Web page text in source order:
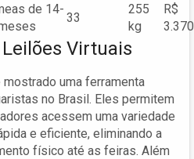
de 14-
33
255
kg
R$
3.370
Virtuais
uma ferramenta
no Brasil. Eles permitem
acessem uma variedade
e eficiente, eliminando a
físico até as feiras. Além